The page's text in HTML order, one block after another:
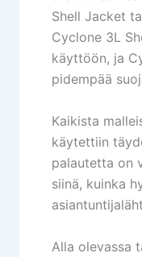
Shell Jacket
Cyclone 3L
käyttöön, ja
pidempää
Kaikista
käytettiin
palautetta on
siinä, kuinka
Alla olevassa